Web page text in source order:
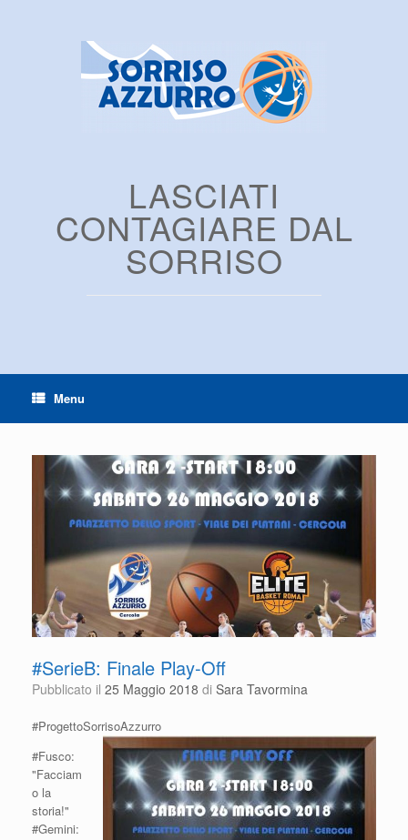
LASCIATI
CONTAGIARE DAL
SORRISO
Menu
#SerieB: Finale Play-Off
Pubblicato il 25 Maggio 2018 di Sara Tavormina
#ProgettoSorrisoAzzurro
#Fusco:
"Facciam
o la
storia!"
#Gemini: